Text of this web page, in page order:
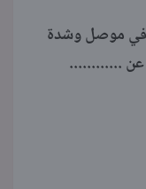
موصل وشدة
عن ............